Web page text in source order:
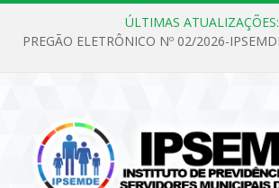
ÚLTIMAS ATUALIZAÇÕES: